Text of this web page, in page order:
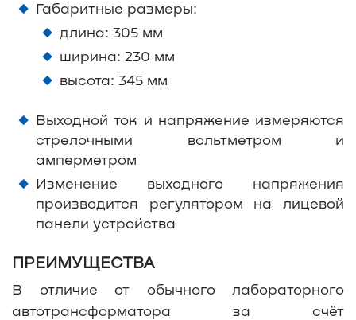
Габаритные размеры:
длина: 305 мм
ширина: 230 мм
высота: 345 мм
Выходной ток и напряжение измеряются
стрелочными вольтметром и
амперметром
Изменение выходного напряжения
производится регулятором на лицевой
панели устройства
ПРЕИМУЩЕСТВА
В отличие от обычного лабораторного
автотрансформатора за счёт